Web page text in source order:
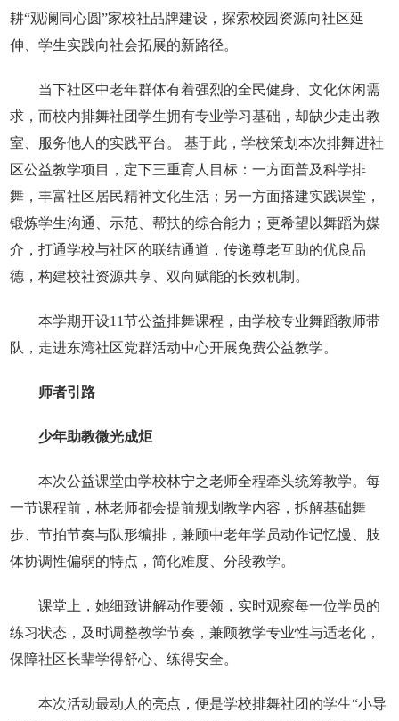
耕“观澜同心圆”家校社品牌建设，探索校园资源向社区延
伸、学生实践向社会拓展的新路径。
当下社区中老年群体有着强烈的全民健身、文化休闲需
求，而校内排舞社团学生拥有专业学习基础，却缺少走出教
室、服务他人的实践平台。 基于此，学校策划本次排舞进社
区公益教学项目，定下三重育人目标：一方面普及科学排
舞，丰富社区居民精神文化生活；另一方面搭建实践课堂，
锻炼学生沟通、示范、帮扶的综合能力；更希望以舞蹈为媒
介，打通学校与社区的联结通道，传递尊老互助的优良品
德，构建校社资源共享、双向赋能的长效机制。
本学期开设11节公益排舞课程，由学校专业舞蹈教师带
队，走进东湾社区党群活动中心开展免费公益教学。
师者引路
少年助教微光成炬
本次公益课堂由学校林宁之老师全程牵头统筹教学。每
一节课程前，林老师都会提前规划教学内容，拆解基础舞
步、节拍节奏与队形编排，兼顾中老年学员动作记忆慢、肢
体协调性偏弱的特点，简化难度、分段教学。
课堂上，她细致讲解动作要领，实时观察每一位学员的
练习状态，及时调整教学节奏，兼顾教学专业性与适老化，
保障社区长辈学得舒心、练得安全。
本次活动最动人的亮点，便是学校排舞社团的学生“小导